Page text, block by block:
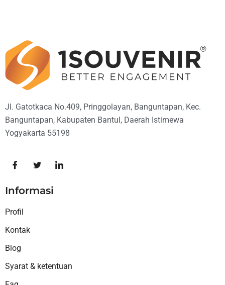
Jl. Gatotkaca No.409, Pringgolayan, Banguntapan, Kec.
Banguntapan, Kabupaten Bantul, Daerah Istimewa
Yogyakarta 55198
Informasi
Profil
Kontak
Blog
Syarat & ketentuan